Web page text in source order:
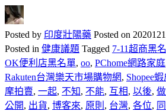
Posted by 印度壯陽藥 Posted on
Posted in 健康議題 Tagged 7-11超商黑
OK便利店黑名單, oo, PChome網路家庭
Rakuten台灣樂天市場購物網, Shopee
摩拍賣, 一起, 不知, 不能, 互相, 以後,
公開, 出貨, 博客來, 原則 , 台灣, 各位,